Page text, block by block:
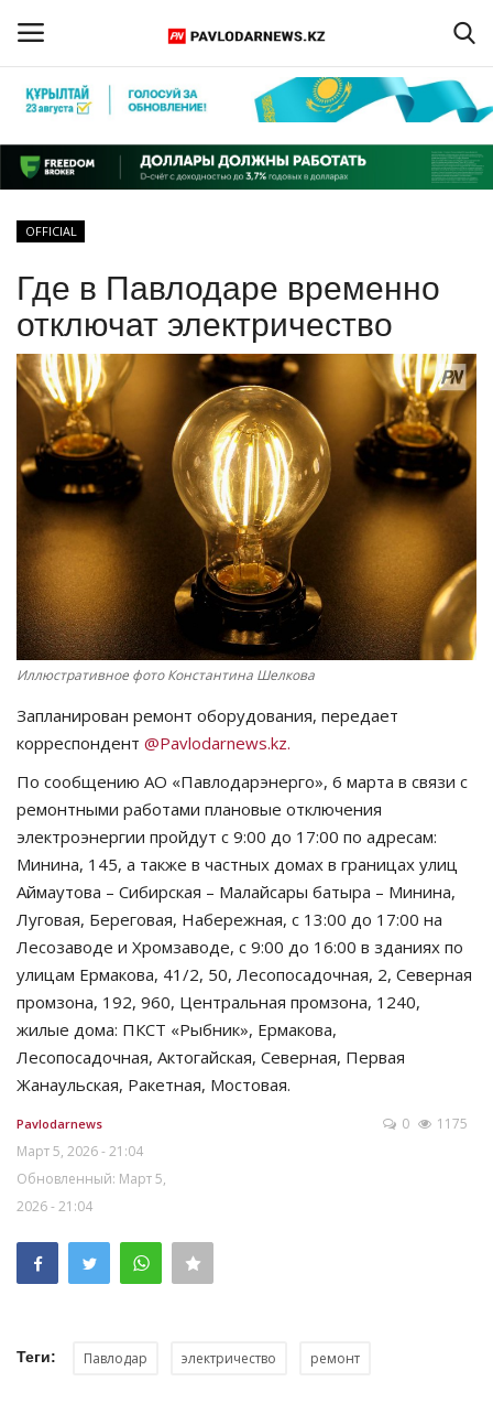
Регистрация
Главная
ПАВЛОДАРСКАЯ ОБЛАСТЬ
КАЗАХСТАН
МИР
СПЕЦПРОЕКТЫ
СПОРТ
Чек-лист
РАЗВЛЕЧЕНИЯ
Курултай
Язык
Қазақша
OFFICIAL
Где в Павлодаре временно
отключат электричество
Иллюстративное фото Константина Шелкова
Запланирован ремонт оборудования, передает
корреспондент @Pavlodarnews.kz.
По сообщению АО «Павлодарэнерго», 6 марта в связи с
ремонтными работами плановые отключения
электроэнергии пройдут с 9:00 до 17:00 по адресам:
Минина, 145, а также в частных домах в границах улиц
Аймаутова – Сибирская – Малайсары батыра – Минина,
Луговая, Береговая, Набережная, с 13:00 до 17:00 на
Лесозаводе и Хромзаводе, с 9:00 до 16:00 в зданиях по
улицам Ермакова, 41/2, 50, Лесопосадочная, 2, Северная
промзона, 192, 960, Центральная промзона, 1240,
жилые дома: ПКСТ «Рыбник», Ермакова,
Лесопосадочная, Актогайская, Северная, Первая
Жанаульская, Ракетная, Мостовая.
Pavlodarnews
Март 5, 2026 - 21:04
Обновленный: Март 5,
2026 - 21:04
0 1175
Теги: Павлодар электричество ремонт